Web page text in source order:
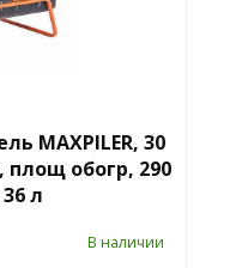
MAXPILER, 30
площ обогр, 290
л
В наличии